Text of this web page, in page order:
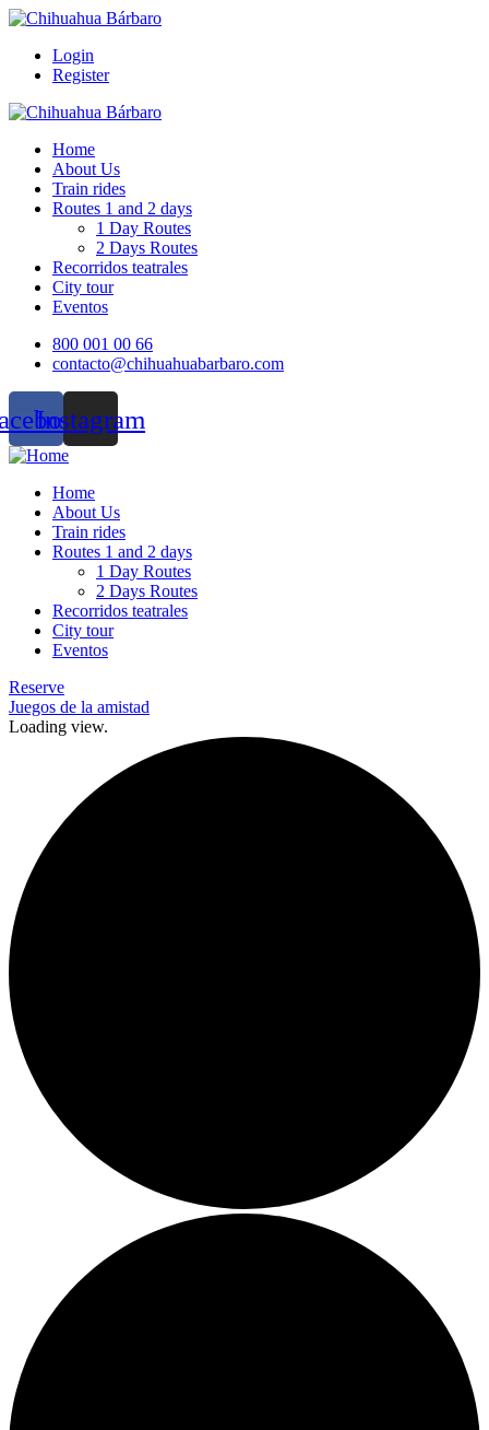
Login
Register
Home
About Us
Train rides
Routes 1 and 2 days
1 Day Routes
2 Days Routes
Recorridos teatrales
City tour
Eventos
800 001 00 66
contacto@chihuahuabarbaro.com
Instagram
Home
About Us
Train rides
Routes 1 and 2 days
1 Day Routes
2 Days Routes
Recorridos teatrales
City tour
Eventos
Reserve
Juegos de la amistad
Loading view.